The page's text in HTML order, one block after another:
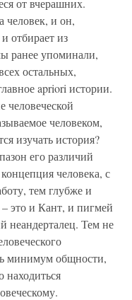
от вчерашних.
человек, и он,
отбирает из
ранее упоминали,
остальных,
apriori истории.
человеческой
человеком,
изучать история?
его различий
человека, с
тем глубже и
– это и Кант, и пигмей
неандерталец. Тем не
минимум общности,
находиться